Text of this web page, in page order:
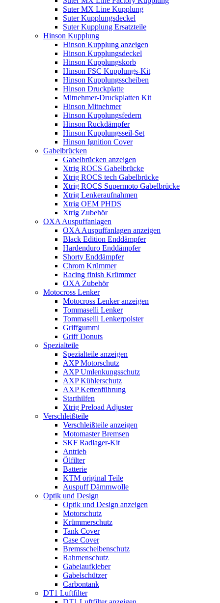
Suter MX Line Kupplung
Suter Kupplungsdeckel
Suter Kupplung Ersatzteile
Hinson Kupplung
Hinson Kupplung anzeigen
Hinson Kupplungsdeckel
Hinson Kupplungskorb
Hinson FSC Kupplungs-Kit
Hinson Kupplungsscheiben
Hinson Druckplatte
Mitnehmer-Druckplatten Kit
Hinson Mitnehmer
Hinson Kupplungsfedern
Hinson Ruckdämpfer
Hinson Kupplungsseil-Set
Hinson Ignition Cover
Gabelbrücken
Gabelbrücken anzeigen
Xtrig ROCS Gabelbrücke
Xtrig ROCS tech Gabelbrücke
Xtrig ROCS Supermoto Gabelbrücke
Xtrig Lenkeraufnahmen
Xtrig OEM PHDS
Xtrig Zubehör
OXA Auspuffanlagen
OXA Auspuffanlagen anzeigen
Black Edition Enddämpfer
Hardenduro Enddämpfer
Shorty Enddämpfer
Chrom Krümmer
Racing finish Krümmer
OXA Zubehör
Motocross Lenker
Motocross Lenker anzeigen
Tommaselli Lenker
Tommaselli Lenkerpolster
Griffgummi
Griff Donuts
Spezialteile
Spezialteile anzeigen
AXP Motorschutz
AXP Umlenkungsschutz
AXP Kühlerschutz
AXP Kettenführung
Starthilfen
Xtrig Preload Adjuster
Verschleißteile
Verschleißteile anzeigen
Motomaster Bremsen
SKF Radlager-Kit
Antrieb
Ölfilter
Batterie
KTM original Teile
Auspuff Dämmwolle
Optik und Design
Optik und Design anzeigen
Motorschutz
Krümmerschutz
Tank Cover
Case Cover
Bremsscheibenschutz
Rahmenschutz
Gabelaufkleber
Gabelschützer
Carbontank
DT1 Luftfilter